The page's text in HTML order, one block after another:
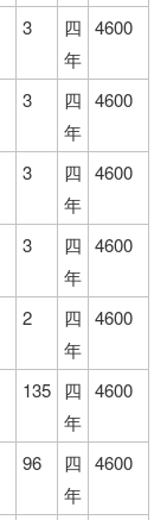
3
四
年
4600
3
四
年
4600
3
四
年
4600
3
四
年
4600
2
四
年
4600
135 四
年
4600
96
四
年
4600